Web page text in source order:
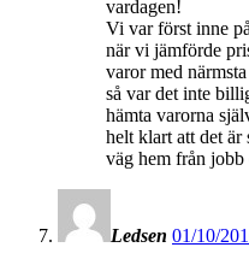
vardagen!
Vi var först inne
när vi jämförde
varor med
så var det inte
hämta varorna
helt klart att det är
väg hem från jobb
Ledsen 01/10/